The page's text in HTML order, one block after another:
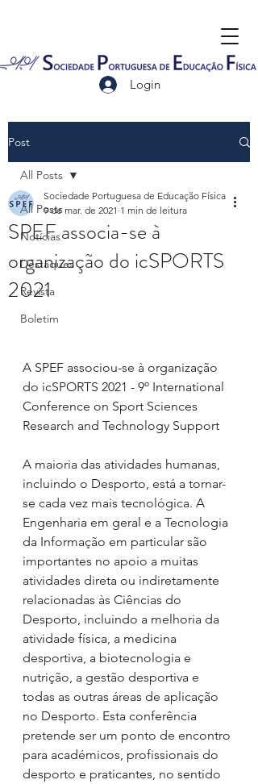
Login
Post
All Posts
Notícias
Destaques
Revista
Boletim
All Posts
SPEF associa-se à
organização do icSPORTS
2021
Sociedade Portuguesa de Educação Física
9 de mar. de 2021 1 min de leitura
A SPEF associou-se à organização
do icSPORTS 2021 - 9º International
Conference on Sport Sciences
Research and Technology Support
A maioria das atividades humanas,
incluindo o Desporto, está a tornar-
se cada vez mais tecnológica. A
Engenharia em geral e a Tecnologia
da Informação em particular são
importantes no apoio a muitas
atividades direta ou indiretamente
relacionadas às Ciências do
Desporto, incluindo a melhoria da
atividade física, a medicina
desportiva, a biotecnologia e
nutrição, a gestão desportiva e
todas as outras áreas de aplicação
no Desporto. Esta conferência
pretende ser um ponto de encontro
para académicos, profissionais do
desporto e praticantes, no sentido